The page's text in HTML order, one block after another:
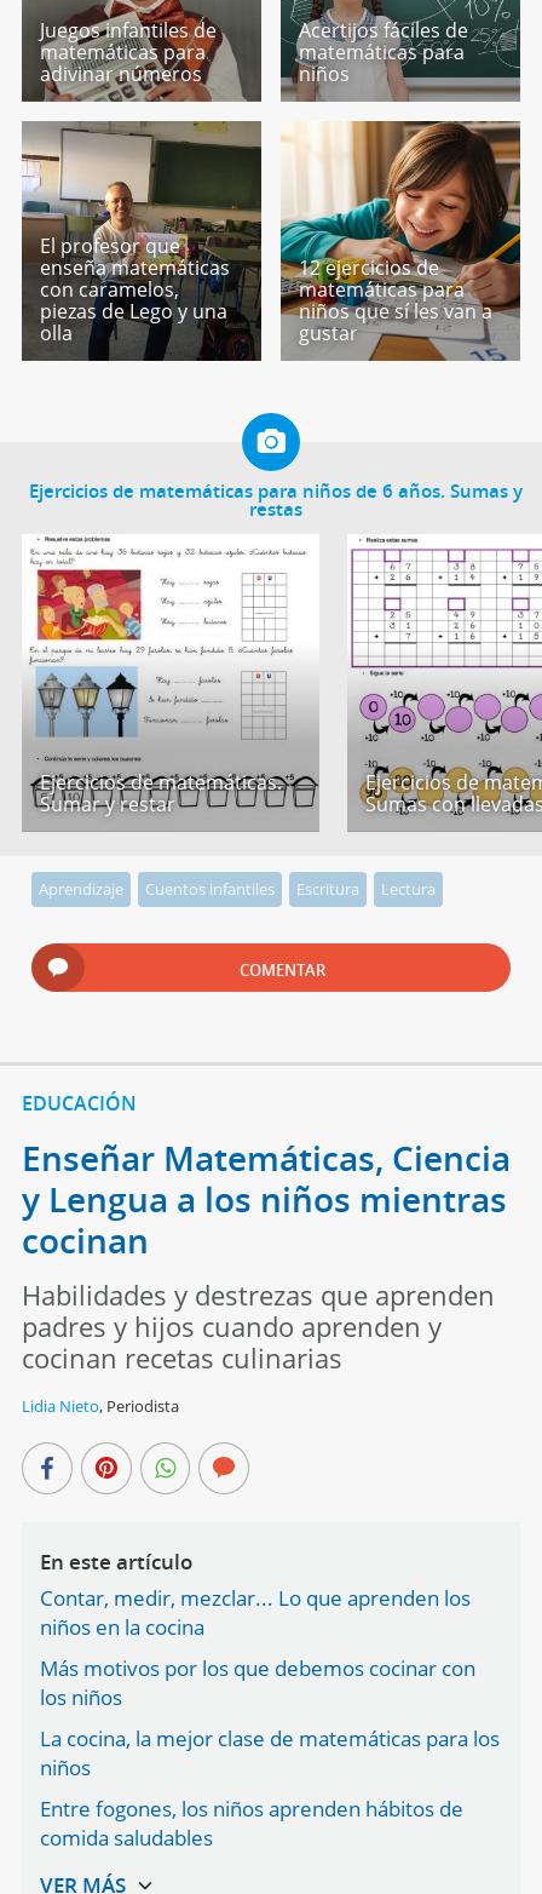
Juegos infantiles de
matemáticas para
adivinar números
Acertijos fáciles de
matemáticas para
niños
El profesor que
enseña matemáticas
con caramelos,
piezas de Lego y una
olla
12 ejercicios de
matemáticas para
niños que sí les van a
gustar
Ejercicios de matemáticas para niños de 6 años. Sumas y
restas
Ejercicios de matemáticas.
Sumar y restar
Ejercicios de
Sumas con
Aprendizaje Cuentos infantiles Escritura Lectura
COMENTAR
EDUCACIÓN
Enseñar Matemáticas, Ciencia
y Lengua a los niños mientras
cocinan
Habilidades y destrezas que aprenden
padres y hijos cuando aprenden y
cocinan recetas culinarias
Lidia Nieto, Periodista
En este artículo
Contar, medir, mezclar... Lo que aprenden los
niños en la cocina
Más motivos por los que debemos cocinar con
los niños
La cocina, la mejor clase de matemáticas para los
niños
Entre fogones, los niños aprenden hábitos de
comida saludables